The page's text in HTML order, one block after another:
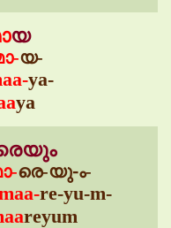
യ
യ-
ya-
ya
രെ-യു-ം-
re-yu-m-
reyum